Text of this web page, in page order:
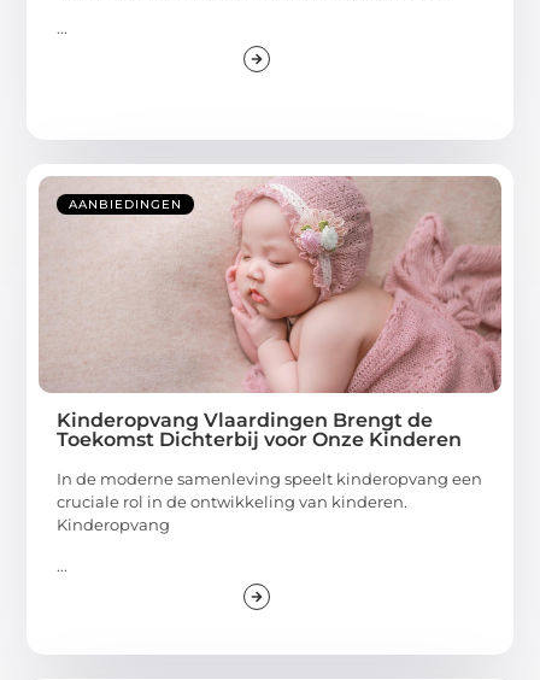
...
AANBIEDINGEN
Kinderopvang Vlaardingen Brengt de
Toekomst Dichterbij voor Onze Kinderen
In de moderne samenleving speelt kinderopvang een
cruciale rol in de ontwikkeling van kinderen.
Kinderopvang
...